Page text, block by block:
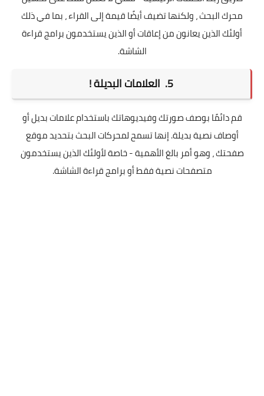
محرك البحث ، ولكنها تضيف أيضًا قيمة إلى القراء ، بما في ذلك
أولئك الذين يعانون من إعاقات أو الذين يستخدمون برامج قراءة
الشاشة.
5. العلامات البديلة !
قم دائمًا بوصف صورتك وفيديوهاتك باستخدام علامات بديل أو
أوصاف نصية بديلة. إنها تسمح لمحركات البحث بتحديد موقع
صفحتك ، وهو أمر بالغ الأهمية - خاصة لأولئك الذين يستخدمون
متصفحات نصية فقط أو برامج قراءة الشاشة.